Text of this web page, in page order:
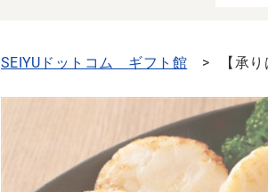
SEIYUドットコム ギフト館 【承